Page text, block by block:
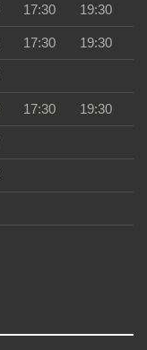
17:30 19:30
17:30 19:30
17:30 19:30